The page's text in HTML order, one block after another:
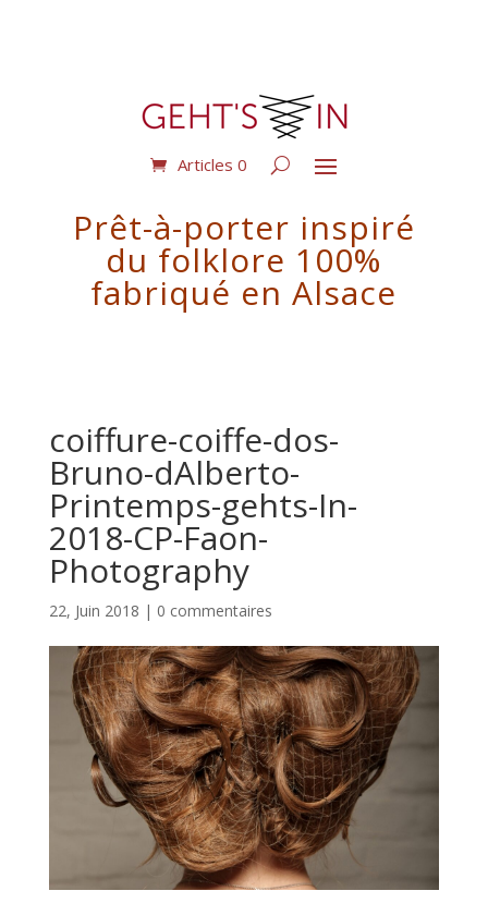
Articles 0
Prêt-à-porter inspiré
du folklore 100%
fabriqué en Alsace
coiffure-coiffe-dos-
Bruno-dAlberto-
Printemps-gehts-In-
2018-CP-Faon-
Photography
22, Juin 2018 | 0 commentaires